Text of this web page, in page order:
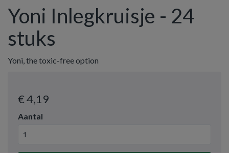
Yoni Inlegkruisje - 24
stuks
Yoni, the toxic-free option
€ 4,19
Aantal